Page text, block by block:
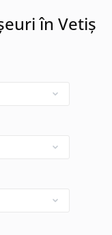
în Vetiș